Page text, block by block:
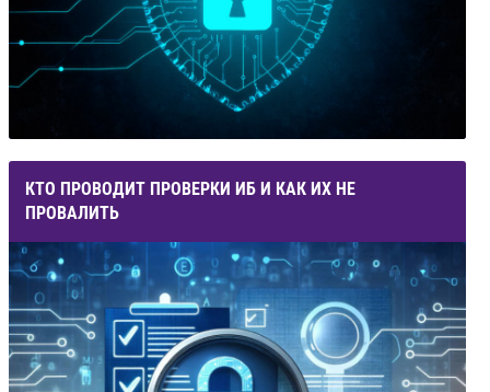
КТО ПРОВОДИТ ПРОВЕРКИ ИБ И КАК ИХ НЕ
ПРОВАЛИТЬ